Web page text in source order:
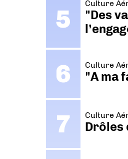
Culture
"Des
Culture
"A ma
Culture
Drôles